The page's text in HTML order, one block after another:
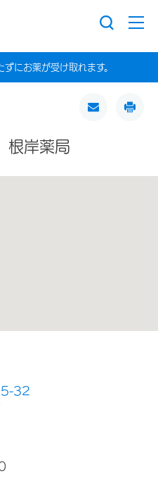
にお薬が受け取れます。
根岸薬局
32